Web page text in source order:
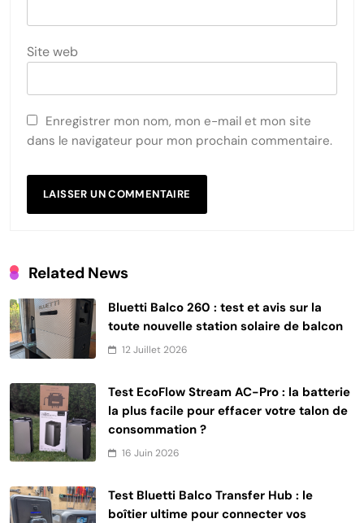
Site web
Enregistrer mon nom, mon e-mail et mon site
dans le navigateur pour mon prochain commentaire.
Related News
Bluetti Balco 260 : test et avis sur la
toute nouvelle station solaire de balcon
12 Juillet 2026
Test EcoFlow Stream AC-Pro : la batterie
la plus facile pour effacer votre talon de
consommation ?
16 Juin 2026
Test Bluetti Balco Transfer Hub : le
boîtier ultime pour connecter vos